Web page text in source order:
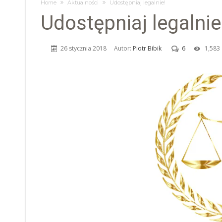
Home Aktualności Udostępniaj legalnie!
Udostępniaj
Autor: Piotr Bibik
26 stycznia 2018 6 1,583